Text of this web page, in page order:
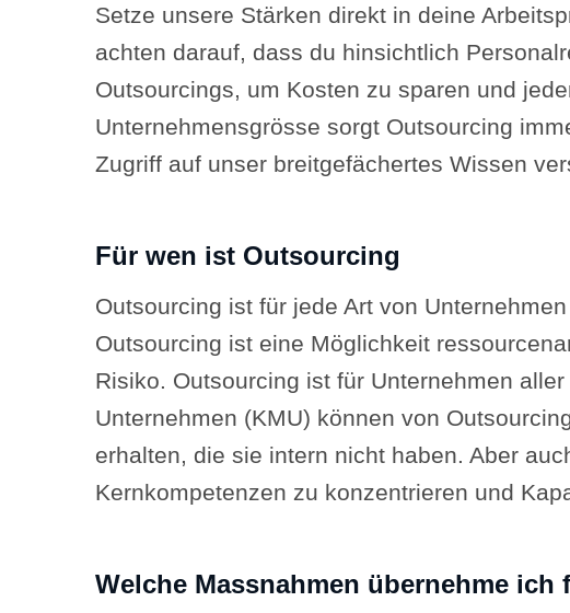
Setze unsere Stärken direkt in deine
achten darauf, dass du hinsichtlich
Outsourcings, um Kosten zu sparen und
Unternehmensgrösse sorgt Outsourcing
Zugriff auf unser breitgefächertes Wissen
Für wen ist Outsourcing
Outsourcing ist für jede Art von
Outsourcing ist eine Möglichkeit
Risiko. Outsourcing ist für Unternehmen
Unternehmen (KMU) können von
erhalten, die sie intern nicht haben. Aber
Kernkompetenzen zu konzentrieren und
Welche Massnahmen übernehme